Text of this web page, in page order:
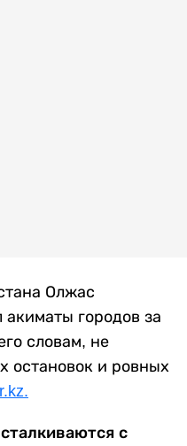
Олжас
акиматы городов за
словам, не
остановок и ровных
с